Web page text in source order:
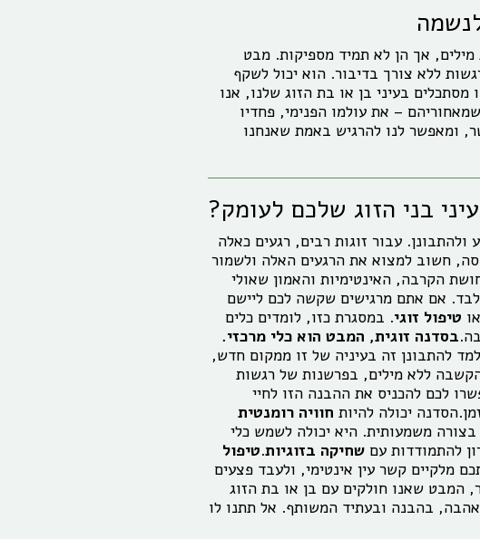
אך הן לא תמיד מספיקות. מבט
ללא צורך בדיבור. הוא יכול לשקף
בעיני בן או בת הזוג שלנו, אנו
– את עולמו הפנימי, פחדיו
ומאפשר לנו להרגיש באמת שאנחנו
בני הזוג שלכם לעומק?
עבור זוגות רבים, רגעים כאלה
חשוב למצוא את הרגעים האלה ולשמור
הקרבה, האינטימיות והאמון שאולי
אם אתם מרגישים שקשה לכם ליישם
טיפול זוגי. במסגרת כזו, לומדים כלים
בסדנה זוגית, המבט הוא כלי מרכזי.
להתבונן זה בעיניה של זו ממקום חדש,
ללא מילים, בפרשנות של רגשות
לכם להכניס את ההבנה הזו לחיי
יכולה להיות חוויה רומנטית
משמעותית. היא יכולה לשמש כלי
להתמודדות עם שחיקה בזוגיות.טיפול
מלקיים קשר עין אינטימי, ולעבד פצעים
המבט שאנו חולקים עם בן או בת הזוג
בהבנה ובעתיד המשותף. אל תתנו לו